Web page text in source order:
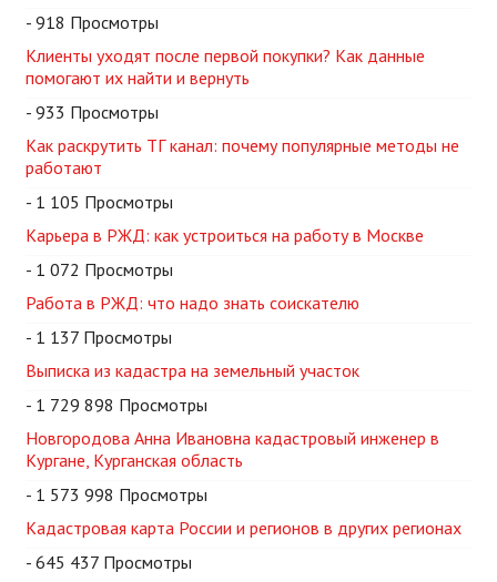
- 918 Просмотры
Клиенты уходят после первой покупки? Как данные
помогают их найти и вернуть
- 933 Просмотры
Как раскрутить ТГ канал: почему популярные методы не
работают
- 1 105 Просмотры
Карьера в РЖД: как устроиться на работу в Москве
- 1 072 Просмотры
Работа в РЖД: что надо знать соискателю
- 1 137 Просмотры
Выписка из кадастра на земельный участок
- 1 729 898 Просмотры
Новгородова Анна Ивановна кадастровый инженер в
Кургане, Курганская область
- 1 573 998 Просмотры
Кадастровая карта России и регионов в других регионах
- 645 437 Просмотры